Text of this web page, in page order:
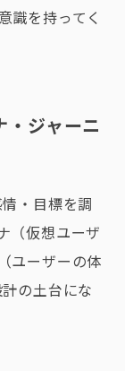
識を持ってく
ジャーニ
・目標を調
（仮想ユーザ
ユーザーの体
の土台にな